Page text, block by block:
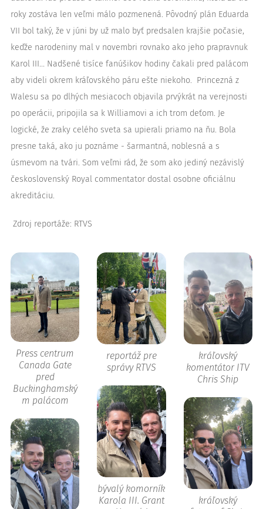
roky zostáva len veľmi málo pozmenená. Pôvodný plán Eduarda
VII bol taký, že v júni by už malo byť predsalen krajšie počasie,
keďže narodeniny mal v novembri rovnako ako jeho prapravnuk
Karol III… Nadšené tisíce fanúšikov hodiny čakali pred palácom
aby videli okrem kráľovského páru ešte niekoho. Princezná z
Walesu sa po dlhých mesiacoch objavila prvýkrát na verejnosti
po operácii, pripojila sa k Williamovi a ich trom deťom. Je
logické, že zraky celého sveta sa upierali priamo na ňu. Bola
presne taká, ako ju poznáme - šarmantná, noblesná a s
úsmevom na tvári. Som veľmi rád, že som ako jediný nezávislý
československý Royal commentator dostal osobne oficiálnu
akreditáciu.
Zdroj reportáže: RTVS
Press centrum
Canada Gate
pred
Buckinghamský
m palácom
reportáž pre
správy RTVS
kráľovský
komentátor ITV
Chris Ship
bývalý komorník
Karola III. Grant
kráľovský